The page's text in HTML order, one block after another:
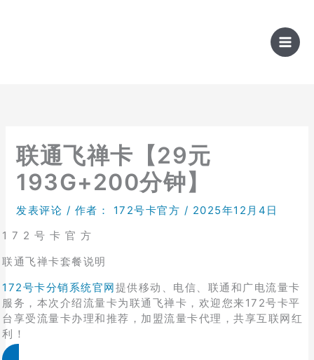
联通飞禅卡【29元
193G+200分钟】
发表评论 / 作者： 172号卡官方 / 2025年12月4日
1 7 2 号 卡 官 方
联通飞禅卡套餐说明
172号卡分销系统官网提供移动、电信、联通和广电流量卡
服务，本次介绍流量卡为联通飞禅卡，欢迎您来172号卡平
台享受流量卡办理和推荐，加盟流量卡代理，共享互联网红
利！